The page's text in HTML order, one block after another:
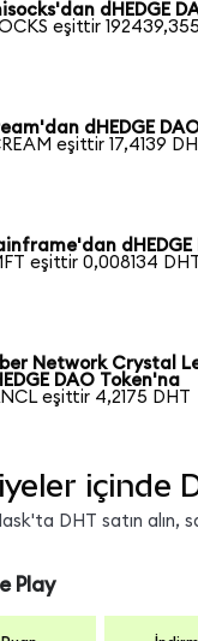
dHEDGE
eşittir
dHEDGE
eşittir 17,4139
eşittir 0,008134
Network Crystal
DAO Token'na
eşittir 4,2175 DHT
içinde
DHT satın alın,
Play